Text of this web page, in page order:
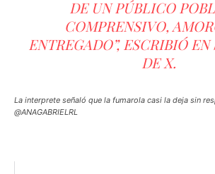
DE UN PÚBLICO
COMPRENSIVO,
ENTREGADO”, ESCRIBIÓ
DE X.
La interprete señaló que la fumarola casi la deja sin
@ANAGABRIELRL